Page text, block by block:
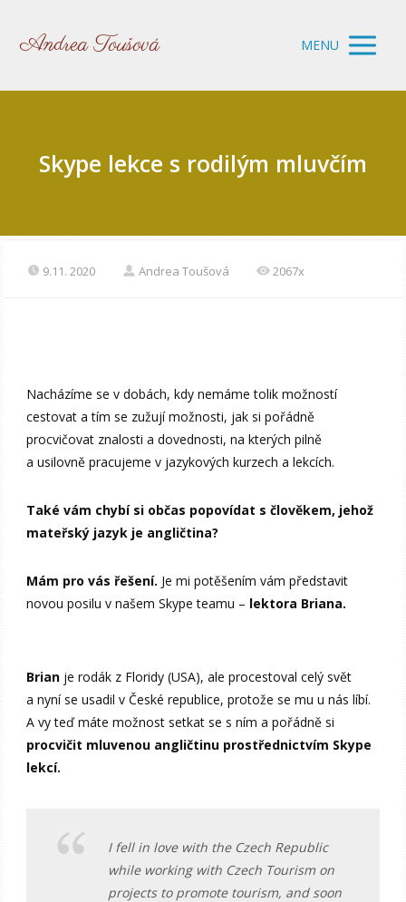
Andrea Toušová MENU
Skype lekce s rodilým mluvčím
9.11. 2020 Andrea Toušová 2067x
Nacházíme se v dobách, kdy nemáme tolik možností
cestovat a tím se zužují možnosti, jak si pořádně
procvičovat znalosti a dovednosti, na kterých pilně
a usilovně pracujeme v jazykových kurzech a lekcích.
Také vám chybí si občas popovídat s člověkem, jehož
mateřský jazyk je angličtina?
Mám pro vás řešení. Je mi potěšením vám představit
novou posilu v našem Skype teamu – lektora Briana.
Brian je rodák z Floridy (USA), ale procestoval celý svět
a nyní se usadil v České republice, protože se mu u nás líbí.
A vy teď máte možnost setkat se s ním a pořádně si
procvičit mluvenou angličtinu prostřednictvím Skype
lekcí.
I fell in love with the Czech Republic
while working with Czech Tourism on
projects to promote tourism, and soon